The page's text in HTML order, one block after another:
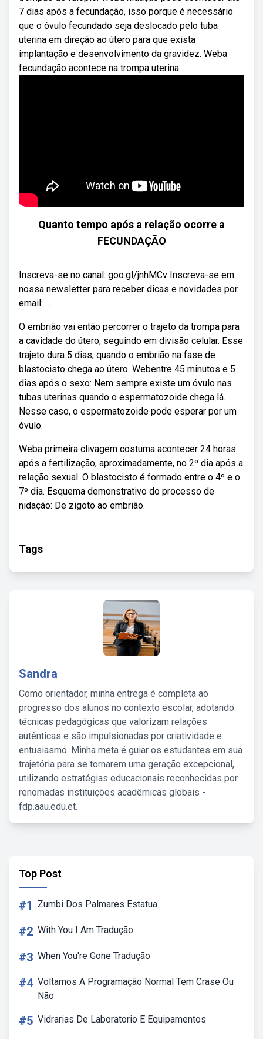
7 dias após a fecundação, isso porque é necessário
que o óvulo fecundado seja deslocado pelo tuba
uterina em direção ao útero para que exista
implantação e desenvolvimento da gravidez. Weba
fecundação acontece na trompa uterina.
Quanto tempo após a relação ocorre a
FECUNDAÇÃO
Inscreva-se no canal: goo.gl/jnhMCv Inscreva-se em
nossa newsletter para receber dicas e novidades por
email: ...
O embrião vai então percorrer o trajeto da trompa para
a cavidade do útero, seguindo em divisão celular. Esse
trajeto dura 5 dias, quando o embrião na fase de
blastocisto chega ao útero. Webentre 45 minutos e 5
dias após o sexo: Nem sempre existe um óvulo nas
tubas uterinas quando o espermatozoide chega lá.
Nesse caso, o espermatozoide pode esperar por um
óvulo.
Weba primeira clivagem costuma acontecer 24 horas
após a fertilização, aproximadamente, no 2º dia após a
relação sexual. O blastocisto é formado entre o 4º e o
7º dia. Esquema demonstrativo do processo de
nidação: De zigoto ao embrião.
Tags
Sandra
Como orientador, minha entrega é completa ao
progresso dos alunos no contexto escolar, adotando
técnicas pedagógicas que valorizam relações
autênticas e são impulsionadas por criatividade e
entusiasmo. Minha meta é guiar os estudantes em sua
trajetória para se tornarem uma geração excepcional,
utilizando estratégias educacionais reconhecidas por
renomadas instituições acadêmicas globais -
fdp.aau.edu.et.
Top Post
#1 Zumbi Dos Palmares Estatua
#2 With You I Am Tradução
#3 When You're Gone Tradução
#4 Voltamos A Programação Normal Tem Crase Ou
Não
#5 Vidrarias De Laboratorio E Equipamentos